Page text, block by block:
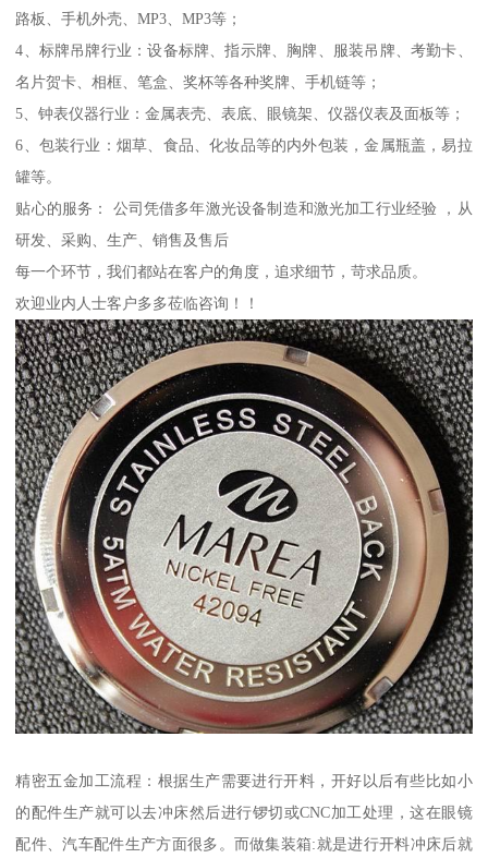
路板、手机外壳、MP3、MP3等；
4、标牌吊牌行业：设备标牌、指示牌、胸牌、服装吊牌、考勤卡、
名片贺卡、相框、笔盒、奖杯等各种奖牌、手机链等；
5、钟表仪器行业：金属表壳、表底、眼镜架、仪器仪表及面板等；
6、包装行业：烟草、食品、化妆品等的内外包装，金属瓶盖，易拉
罐等。
贴心的服务： 公司凭借多年激光设备制造和激光加工行业经验 ，从
研发、采购、生产、销售及售后
每一个环节，我们都站在客户的角度，追求细节，苛求品质。
欢迎业内人士客户多多莅临咨询！！
精密五金加工流程：根据生产需要进行开料，开好以后有些比如小
的配件生产就可以去冲床然后进行锣切或CNC加工处理，这在眼镜
配件、汽车配件生产方面很多。而做集装箱:就是进行开料冲床后就